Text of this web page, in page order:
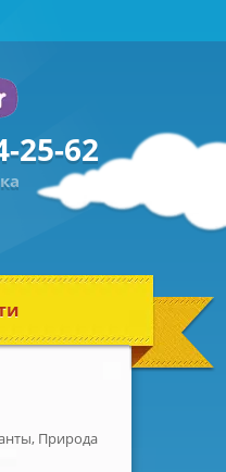
25-62
Природа